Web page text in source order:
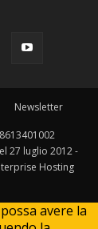
Newsletter
27 luglio 2012 -
Hosting
avere la